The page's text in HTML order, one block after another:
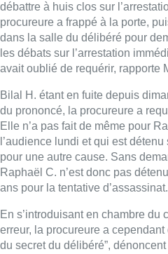
débattre à huis clos sur
procureure a frappé à la porte,
dans la salle du délibéré pour
les débats sur l’arrestation
avait oublié de requérir, rapporte
Bilal H. étant en fuite depuis
du prononcé, la procureure a
Elle n’a pas fait de même pour
l’audience lundi et qui est
pour une autre cause. Sans
Raphaël C. n’est donc pas
ans pour la tentative d’assassinat.
En s’introduisant en chambre du
erreur, la procureure a
du secret du délibéré”,